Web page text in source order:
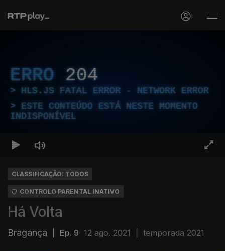
ERRO 204
HLS.JS FATAL ERROR - NETWORK ERROR
ESTE CONTEÚDO ESTÁ NESTE MOMENTO
INDISPONÍVEL
CLASSIFICAÇÃO: TODOS
CONTROLO PARENTAL INATIVO
Há Volta
Bragança Ep. 9 12 ago. 2021 temporada 2021